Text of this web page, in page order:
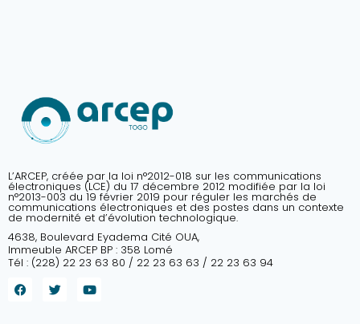
L’ARCEP, créée par la loi n°2012-018 sur les communications
électroniques (LCE) du 17 décembre 2012 modifiée par la loi
n°2013-003 du 19 février 2019 pour réguler les marchés de
communications électroniques et des postes dans un contexte
de modernité et d’évolution technologique.
4638, Boulevard Eyadema Cité OUA,
Immeuble ARCEP BP : 358 Lomé
Tél : (228) 22 23 63 80 / 22 23 63 63 / 22 23 63 94